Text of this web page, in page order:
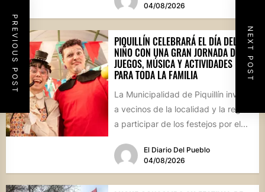
PREVIOUS POST NEXT POST
04/08/2026
PIQUILLÍN CELEBRARÁ EL DÍA DEL
NIÑO CON UNA GRAN JORNADA DE
JUEGOS, MÚSICA Y ACTIVIDADES
PARA TODA LA FAMILIA
La Municipalidad de Piquillín invita
a vecinos de la localidad y la región
a participar de los festejos por el...
El Diario Del Pueblo
04/08/2026